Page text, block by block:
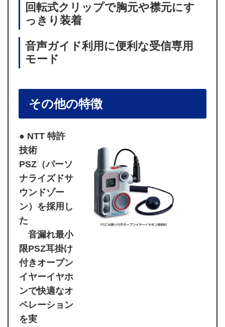
回転式クリップで胸元や襟元にす
っきり装着
音声ガイド利用に便利な受信専用
モード
その他の特徴
● NTT 特許
技術
PSZ（パーソ
ナライズドサ
ウンドゾー
ン）を採用し
た
音漏れ最小
限PSZ耳掛け
付きオープン
イヤーイヤホ
ンで快適なオ
ペレーション
を実